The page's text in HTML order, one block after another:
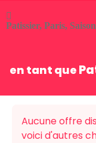
Patissier, Paris,
en tant que
Aucune offre
voici d'autres